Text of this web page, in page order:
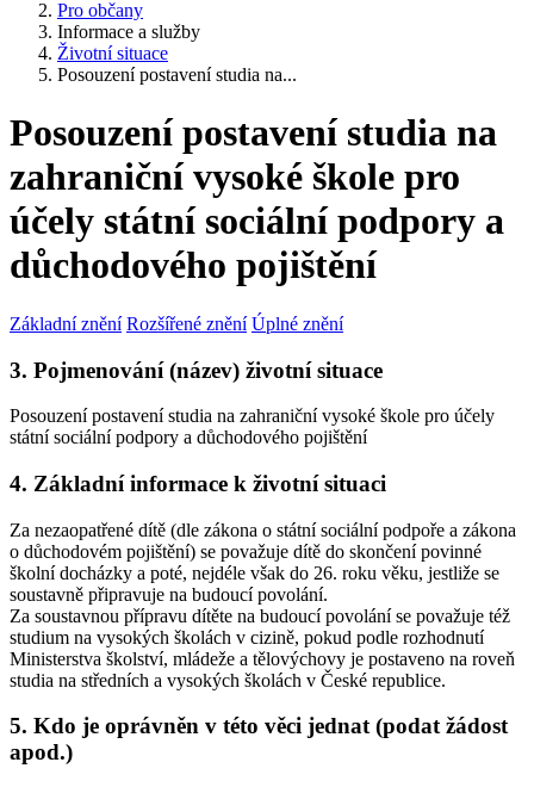
Pro občany
Informace a služby
Životní situace
Posouzení postavení studia na...
Posouzení postavení studia na
zahraniční vysoké škole pro
účely státní sociální podpory a
důchodového pojištění
Základní znění Rozšířené znění Úplné znění
3. Pojmenování (název) životní situace
Posouzení postavení studia na zahraniční vysoké škole pro účely
státní sociální podpory a důchodového pojištění
4. Základní informace k životní situaci
Za nezaopatřené dítě (dle zákona o státní sociální podpoře a zákona
o důchodovém pojištění) se považuje dítě do skončení povinné
školní docházky a poté, nejdéle však do 26. roku věku, jestliže se
soustavně připravuje na budoucí povolání.
Za soustavnou přípravu dítěte na budoucí povolání se považuje též
studium na vysokých školách v cizině, pokud podle rozhodnutí
Ministerstva školství, mládeže a tělovýchovy je postaveno na roveň
studia na středních a vysokých školách v České republice.
5. Kdo je oprávněn v této věci jednat (podat žádost
apod.)